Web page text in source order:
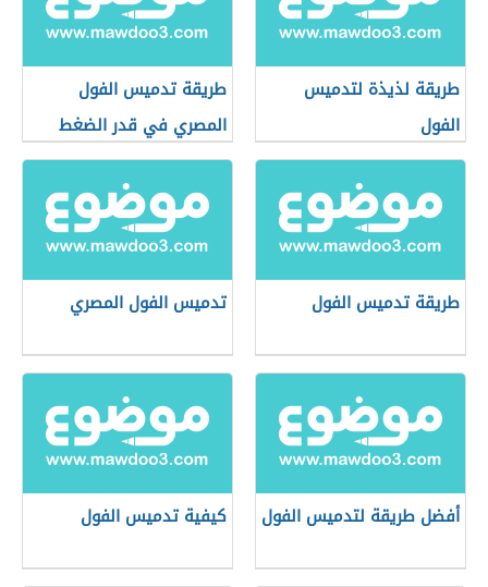
طريقة لذيذة لتدميس
الفول
طريقة تدميس الفول
المصري في قدر الضغط
طريقة تدميس الفول تدميس الفول المصري
أفضل طريقة لتدميس الفول كيفية تدميس الفول